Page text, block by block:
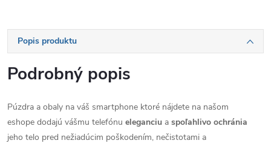
Popis produktu
Podrobný popis
Púzdra a obaly na váš smartphone ktoré nájdete na našom
eshope dodajú vášmu telefónu eleganciu a spoľahlivo ochránia
jeho telo pred nežiadúcim poškodením, nečistotami a